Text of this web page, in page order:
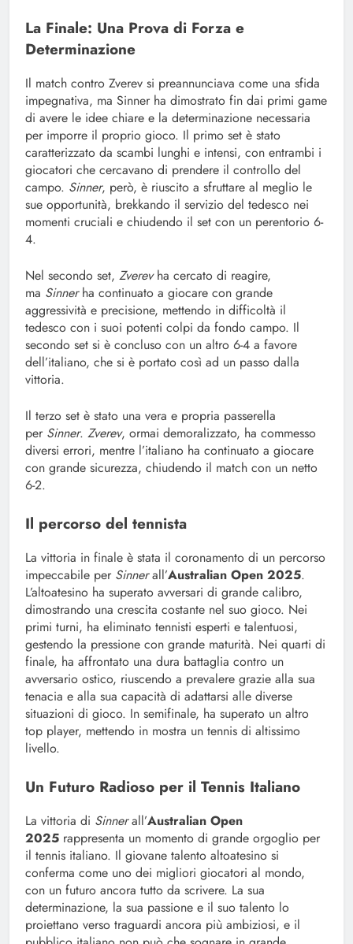
La Finale: Una Prova di Forza e
Determinazione
Il match contro Zverev si preannunciava come una sfida
impegnativa, ma Sinner ha dimostrato fin dai primi game
di avere le idee chiare e la determinazione necessaria
per imporre il proprio gioco. Il primo set è stato
caratterizzato da scambi lunghi e intensi, con entrambi i
giocatori che cercavano di prendere il controllo del
campo. Sinner, però, è riuscito a sfruttare al meglio le
sue opportunità, brekkando il servizio del tedesco nei
momenti cruciali e chiudendo il set con un perentorio 6-
4.
Nel secondo set, Zverevha cercato di reagire,
ma Sinnerha continuato a giocare con grande
aggressività e precisione, mettendo in difficoltà il
tedesco con i suoi potenti colpi da fondo campo. Il
secondo set si è concluso con un altro 6-4 a favore
dell’italiano, che si è portato così ad un passo dalla
vittoria.
Il terzo set è stato una vera e propria passerella
per Sinner. Zverev, ormai demoralizzato, ha commesso
diversi errori, mentre l’italiano ha continuato a giocare
con grande sicurezza, chiudendo il match con un netto
6-2.
Il percorso del tennista
La vittoria in finale è stata il coronamento di un percorso
impeccabile per Sinnerall’Australian Open 2025.
L’altoatesino ha superato avversari di grande calibro,
dimostrando una crescita costante nel suo gioco. Nei
primi turni, ha eliminato tennisti esperti e talentuosi,
gestendo la pressione con grande maturità. Nei quarti di
finale, ha affrontato una dura battaglia contro un
avversario ostico, riuscendo a prevalere grazie alla sua
tenacia e alla sua capacità di adattarsi alle diverse
situazioni di gioco. In semifinale, ha superato un altro
top player, mettendo in mostra un tennis di altissimo
livello.
Un Futuro Radioso per il Tennis Italiano
La vittoria di Sinnerall’Australian Open
2025 rappresenta un momento di grande orgoglio per
il tennis italiano. Il giovane talento altoatesino si
conferma come uno dei migliori giocatori al mondo,
con un futuro ancora tutto da scrivere. La sua
determinazione, la sua passione e il suo talento lo
proiettano verso traguardi ancora più ambiziosi, e il